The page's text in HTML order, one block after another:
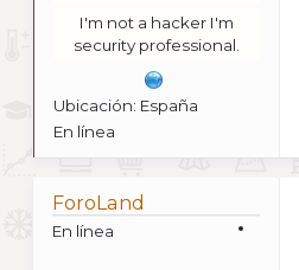
I'm not a hacker I'm
security professional.
Ubicación: España
En línea
ForoLand
En línea